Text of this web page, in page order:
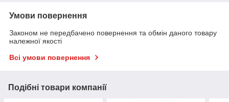
Умови повернення
Законом не передбачено повернення та обмін даного товару
належної якості
Всі умови повернення
Подібні товари компанії